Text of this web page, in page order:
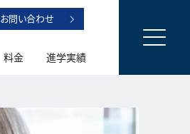
お問い合わせ
料金 進学実績